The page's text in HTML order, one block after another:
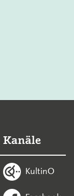
Kanäle
KultinO